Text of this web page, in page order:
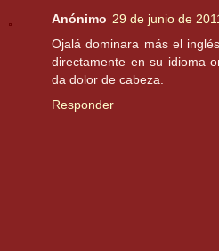
Anónimo 29 de junio de
Ojalá dominara más el
directamente en su idioma
da dolor de cabeza.
Responder